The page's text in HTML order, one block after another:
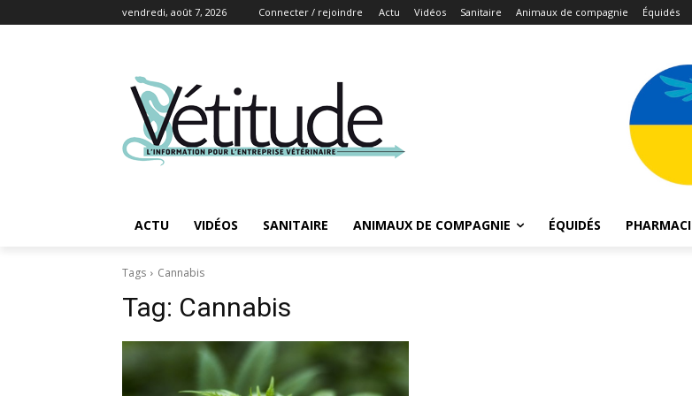
vendredi, août 7, 2026 Connecter / rejoindre Actu Vidéos Sanitaire Animaux de compagnie Équidés
ACTU VIDÉOS SANITAIRE ANIMAUX DE COMPAGNIE ÉQUIDÉS
Tags Cannabis
Tag: Cannabis